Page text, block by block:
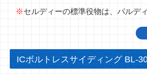
※セルディーの標準役物は、 パルデ
ICボルトレスサイディング BL-